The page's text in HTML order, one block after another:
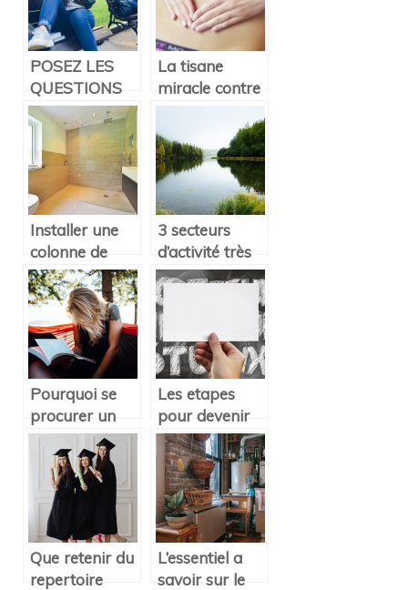
Clermont-
Ferrand ?
POSEZ LES
QUESTIONS
IDEALES
POUR
SEDUIRE UNE
FILLE
La tisane
miracle contre
les problèmes
de digestion
Installer une
colonne de
douche
thermostatique
chez soi : ce
qu’il faut
savoir
3 secteurs
d’activité très
importants
pour la société
moderne
Pourquoi se
procurer un
hamac ?
Les etapes
pour devenir
orthophoniste
Que retenir du
repertoire
L’essentiel a
savoir sur le